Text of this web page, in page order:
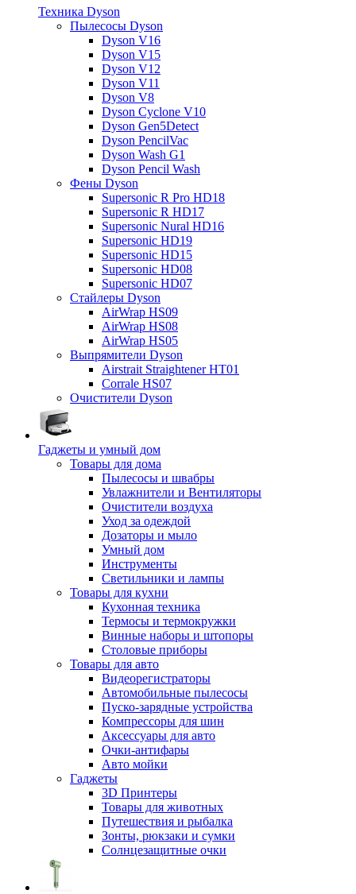
Техника Dyson
Пылесосы Dyson
Dyson V16
Dyson V15
Dyson V12
Dyson V11
Dyson V8
Dyson Cyclone V10
Dyson Gen5Detect
Dyson PencilVac
Dyson Wash G1
Dyson Pencil Wash
Фены Dyson
Supersonic R Pro HD18
Supersonic R HD17
Supersonic Nural HD16
Supersonic HD19
Supersonic HD15
Supersonic HD08
Supersonic HD07
Стайлеры Dyson
AirWrap HS09
AirWrap HS08
AirWrap HS05
Выпрямители Dyson
Airstrait Straightener HT01
Corrale HS07
Очистители Dyson
Гаджеты и умный дом
Товары для дома
Пылесосы и швабры
Увлажнители и Вентиляторы
Очистители воздуха
Уход за одеждой
Дозаторы и мыло
Умный дом
Инструменты
Светильники и лампы
Товары для кухни
Кухонная техника
Термосы и термокружки
Винные наборы и штопоры
Столовые приборы
Товары для авто
Видеорегистраторы
Автомобильные пылесосы
Пуско-зарядные устройства
Компрессоры для шин
Аксессуары для авто
Очки-антифары
Авто мойки
Гаджеты
3D Принтеры
Товары для животных
Путешествия и рыбалка
Зонты, рюкзаки и сумки
Солнцезащитные очки